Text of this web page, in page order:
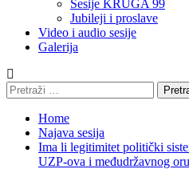
Sesije KRUGA 99
Jubileji i proslave
Video i audio sesije
Galerija
Pretraga:
Home
Najava sesija
Ima li legitimitet politički
UZP-ova i međudržavnog